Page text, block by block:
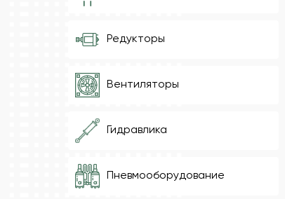
Редукторы
Вентиляторы
Гидравлика
Пневмооборудование